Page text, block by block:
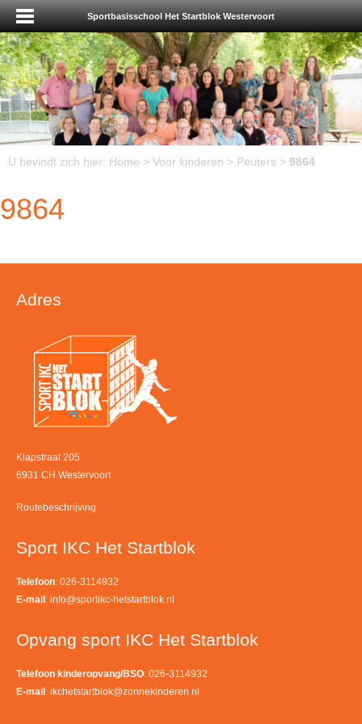
Sportbasisschool Het Startblok Westervoort
U bevindt zich hier: Home > Voor kinderen > Peuters > 9864
9864
Adres
Klapstraat 205
6931 CH Westervoort
Routebeschrijving
Sport IKC Het Startblok
Telefoon: 026-3114932
E-mail : info@sportikc-hetstartblok.nl
Opvang sport IKC Het Startblok
Telefoon kinderopvang/BSO: 026-3114932
E-mail : ikchetstartblok@zonnekinderen.nl